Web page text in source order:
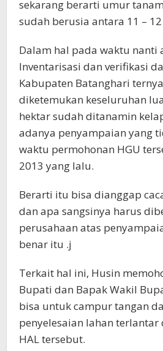
sekarang berarti umur
sudah berusia antara 11 –
Dalam hal pada waktu nanti
Inventarisasi dan verifikasi
Kabupaten Batanghari
diketemukan keseluruhan
hektar sudah ditanamin
adanya penyampaian yang
waktu permohonan HGU
2013 yang lalu.
Berarti itu bisa dianggap
dan apa sangsinya harus
perusahaan atas
benar itu .j
Terkait hal ini, Husin
Bupati dan Bapak Wakil
bisa untuk campur tangan
penyelesaian lahan terlantar
HAL tersebut.